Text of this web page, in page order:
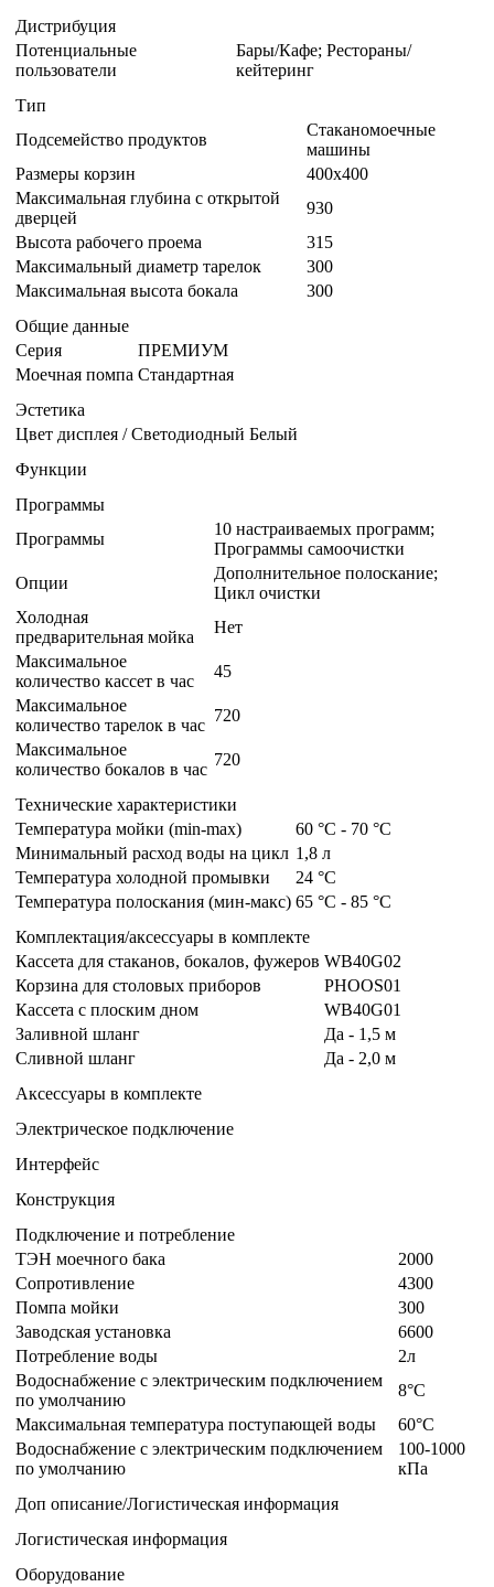
Дистрибуция
Потенциальные
пользователи
Бары/Кафе; Рестораны/
кейтеринг
Тип
Подсемейство продуктов
Стаканомоечные
машины
Размеры корзин
400x400
Максимальная глубина с открытой
дверцей
930
Высота рабочего проема
315
Максимальный диаметр тарелок
300
Максимальная высота бокала
300
Общие данные
Серия
ПРЕМИУМ
Моечная помпа Стандартная
Эстетика
Цвет дисплея / Светодиодный Белый
Функции
Программы
Программы
10 настраиваемых программ;
Программы самоочистки
Опции
Дополнительное полоскание;
Цикл очистки
Холодная
предварительная мойка
Нет
Максимальное
количество кассет в час
45
Максимальное
количество тарелок в час
720
Максимальное
количество бокалов в час
720
Технические характеристики
Температура мойки (min-max)
60 °C - 70 °C
Минимальный расход воды на цикл 1,8 л
Температура холодной промывки
24 °C
Температура полоскания (мин-макс) 65 °C - 85 °C
Комплектация/аксессуары в комплекте
Кассета для стаканов, бокалов, фужеров WB40G02
Корзина для столовых приборов
PHOOS01
Кассета с плоским дном
WB40G01
Заливной шланг
Да - 1,5 м
Сливной шланг
Да - 2,0 м
Аксессуары в комплекте
Электрическое подключение
Интерфейс
Конструкция
Подключение и потребление
ТЭН моечного бака
2000
Сопротивление
4300
Помпа мойки
300
Заводская установка
6600
Потребление воды
2л
Водоснабжение с электрическим подключением
по умолчанию
8°C
Максимальная температура поступающей воды
60°C
Водоснабжение с электрическим подключением
по умолчанию
100-1000
кПа
Доп описание/Логистическая информация
Логистическая информация
Оборудование